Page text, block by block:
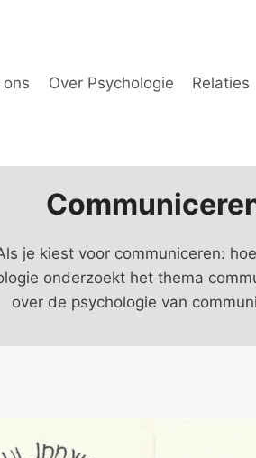
ons Over Psychologie Relaties
je kiest voor communiceren:
onderzoekt het thema
over de psychologie van